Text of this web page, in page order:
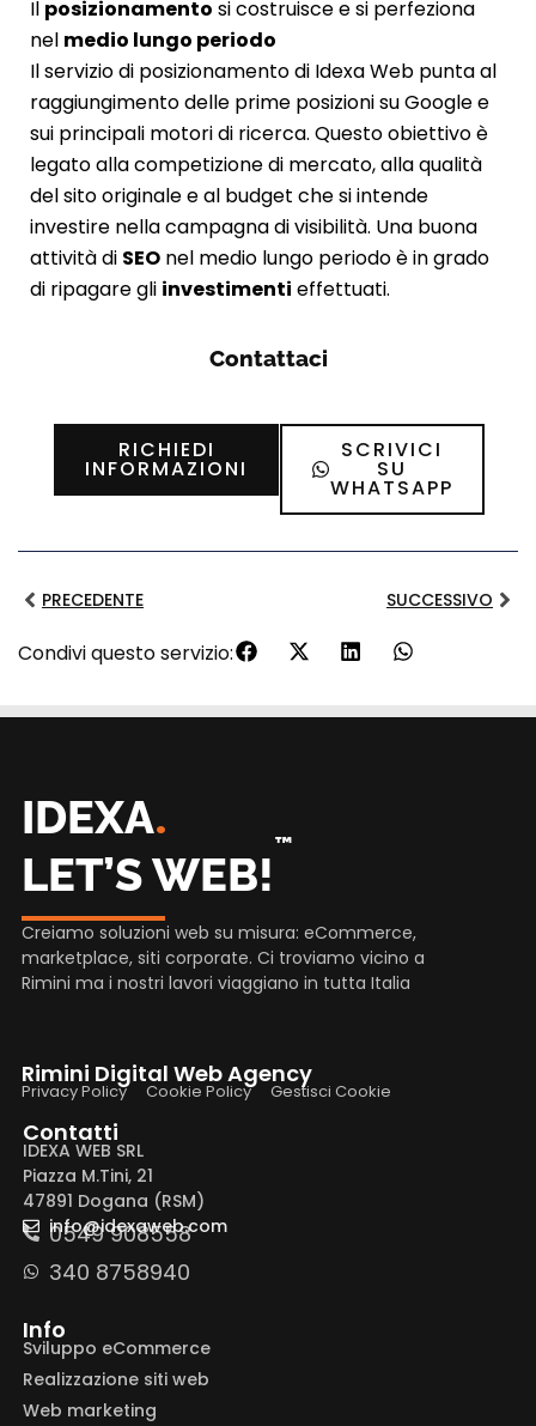
Il posizionamento si costruisce e si perfeziona
nel medio lungo periodo
Il servizio di posizionamento di Idexa Web punta al
raggiungimento delle prime posizioni su Google e
sui principali motori di ricerca. Questo obiettivo è
legato alla competizione di mercato, alla qualità
del sito originale e al budget che si intende
investire nella campagna di visibilità. Una buona
attività di SEO nel medio lungo periodo è in grado
di ripagare gli investimenti effettuati.
Contattaci
RICHIEDI
INFORMAZIONI
SCRIVICI
SU
WHATSAPP
PRECEDENTE SUCCESSIVO
Condivi questo servizio:
IDEXA.
LET’S WEB!
™
Creiamo soluzioni web su misura: eCommerce,
marketplace, siti corporate. Ci troviamo vicino a
Rimini ma i nostri lavori viaggiano in tutta Italia
Rimini Digital Web Agency
Privacy Policy Cookie Policy Gestisci Cookie
Contatti
IDEXA WEB SRL
Piazza M.Tini, 21
47891 Dogana (RSM)
info@idexaweb.com
0549 908558
340 8758940
Info
Sviluppo eCommerce
Realizzazione siti web
Web marketing